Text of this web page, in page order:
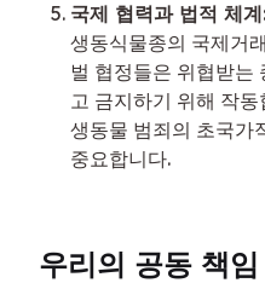
국제 협력과 법적 체
생동식물종의 국제거
벌 협정들은 위협받는
고 금지하기 위해 작
생동물 범죄의 초국가
중요합니다.
우리의 공동 책임